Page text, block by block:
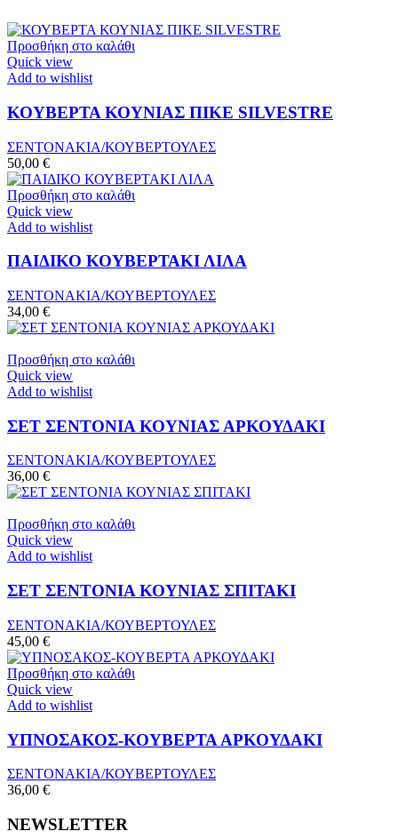
Προσθήκη στο καλάθι
Quick view
Add to wishlist
ΚΟΥΒΕΡΤΑ ΚΟΥΝΙΑΣ ΠΙΚΕ SILVESTRE
ΣΕΝΤΟΝΑΚΙΑ/ΚΟΥΒΕΡΤΟΥΛΕΣ
50,00 €
Προσθήκη στο καλάθι
Quick view
Add to wishlist
ΠΑΙΔΙΚΟ ΚΟΥΒΕΡΤΑΚΙ ΛΙΛΑ
ΣΕΝΤΟΝΑΚΙΑ/ΚΟΥΒΕΡΤΟΥΛΕΣ
34,00 €
Προσθήκη στο καλάθι
Quick view
Add to wishlist
ΣΕΤ ΣΕΝΤΟΝΙΑ ΚΟΥΝΙΑΣ ΑΡΚΟΥΔΑΚΙ
ΣΕΝΤΟΝΑΚΙΑ/ΚΟΥΒΕΡΤΟΥΛΕΣ
36,00 €
Προσθήκη στο καλάθι
Quick view
Add to wishlist
ΣΕΤ ΣΕΝΤΟΝΙΑ ΚΟΥΝΙΑΣ ΣΠΙΤΑΚΙ
ΣΕΝΤΟΝΑΚΙΑ/ΚΟΥΒΕΡΤΟΥΛΕΣ
45,00 €
Προσθήκη στο καλάθι
Quick view
Add to wishlist
ΥΠΝΟΣΑΚΟΣ-ΚΟΥΒΕΡΤΑ ΑΡΚΟΥΔΑΚΙ
ΣΕΝΤΟΝΑΚΙΑ/ΚΟΥΒΕΡΤΟΥΛΕΣ
36,00 €
NEWSLETTER